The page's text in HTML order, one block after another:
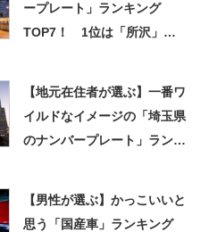
ープレート」ランキング
TOP7！ 1位は「所沢」
【地元在住者が選ぶ】一番ワ
イルドなイメージの「埼玉県
のナンバープレート」ランキ
【男性が選ぶ】かっこいいと
思う「国産車」ランキング